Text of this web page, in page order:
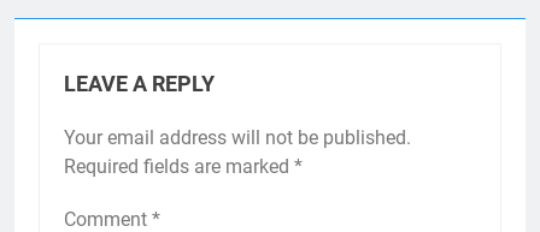
LEAVE A REPLY
Your email address will not be published.
Required fields are marked *
Comment *